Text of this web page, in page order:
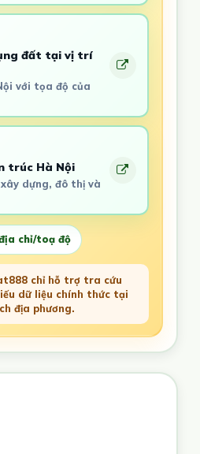
đất tại vị trí
với tọa độ của
trúc Hà Nội
dựng, đô thị và
chỉ/toạ độ
chỉ hỗ trợ tra cứu
dữ liệu chính thức tại
địa phương.